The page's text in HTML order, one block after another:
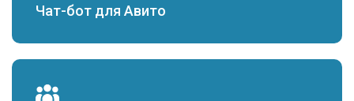
Чат-бот для Авито